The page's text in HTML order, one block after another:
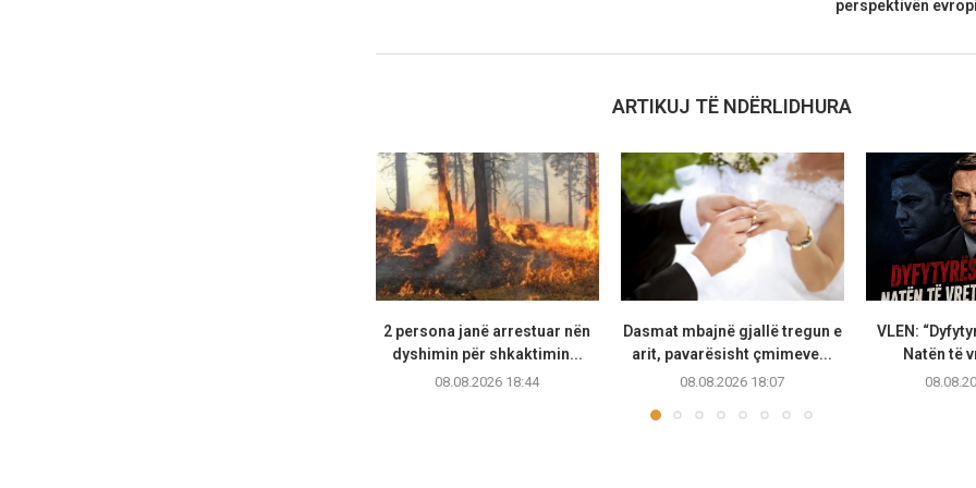
perspektivën
ARTIKUJ TË NDËRLIDHURA
2 persona janë arrestuar nën
dyshimin për shkaktimin...
08.08.2026 18:44
Dasmat mbajnë gjallë tregun e
arit, pavarësisht çmimeve...
08.08.2026 18:07
VLEN:
Natën të